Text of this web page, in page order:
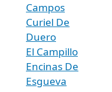
Campos
Curiel De
Duero
El Campillo
Encinas De
Esgueva